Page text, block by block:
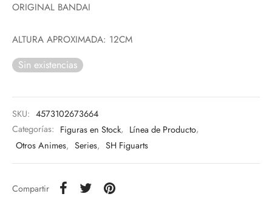
ORIGINAL BANDAI
ALTURA APROXIMADA: 12CM
Sin existencias
SKU: 4573102673664
Categorías: Figuras en Stock, Línea de Producto,
Otros Animes, Series, SH Figuarts
Compartir